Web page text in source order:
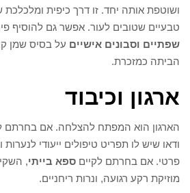
ושוטפת אותה יחד. זו דרך כיפית
טבעיים שטובים לעור. אפשר גם להוסיף
שפתיים וסבונים אישיים על בסיס שמן
הביתה כמזכרת.
ארגון וכיבוד
הארגון הוא המפתח להצלחה. אם בחרתם
ודאו שיש לו תפריט טיפולים ייעודי
פרטי. אם בחרתם לקיים ספא בייתי,
מוזיקת רקע רגועה, ונרות ריחניים.